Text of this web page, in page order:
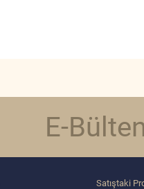
E-
Satıştaki